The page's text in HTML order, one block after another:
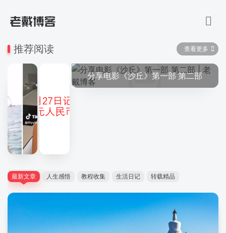
推荐阅读 查看更多
分享电影《沙丘》第一部 第二部
最新文章 人生感悟 教程收集 生活日记 转载精品